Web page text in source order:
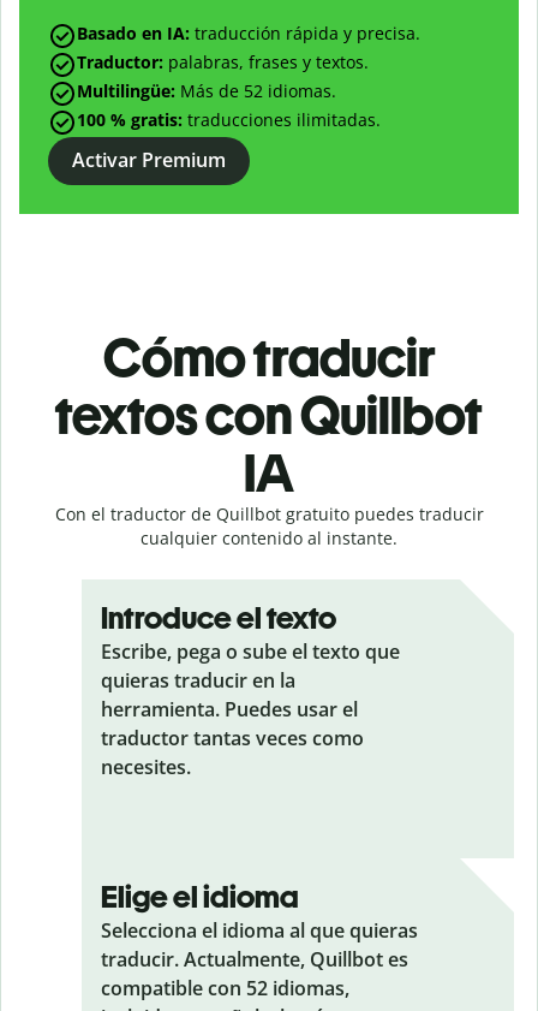
Basado en IA: traducción rápida y precisa.
Traductor: palabras, frases y textos.
Multilingüe: Más de 52 idiomas.
100 % gratis: traducciones ilimitadas.
Activar Premium
Cómo traducir
textos con Quillbot
IA
Con el traductor de Quillbot gratuito puedes traducir
cualquier contenido al instante.
Introduce el texto
Escribe, pega o sube el texto que
quieras traducir en la
herramienta. Puedes usar el
traductor tantas veces como
necesites.
Elige el idioma
Selecciona el idioma al que quieras
traducir. Actualmente, Quillbot es
compatible con 52 idiomas,